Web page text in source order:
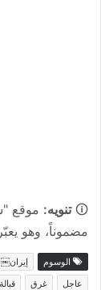
🛈تنويه: موقع
مضموناً، وهو
الوسوم إيران￼
عاجل
غرق قبالة